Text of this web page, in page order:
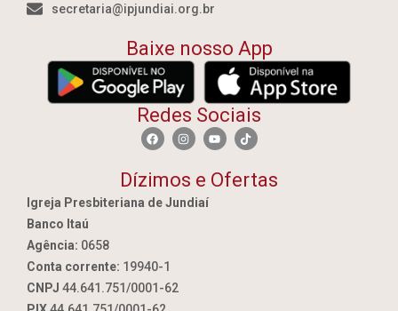
secretaria@ipjundiai.org.br
Baixe nosso App
Redes Sociais
Dízimos e Ofertas
Igreja Presbiteriana de Jundiaí
Banco Itaú
Agência: 0658
Conta corrente: 19940-1
CNPJ 44.641.751/0001-62